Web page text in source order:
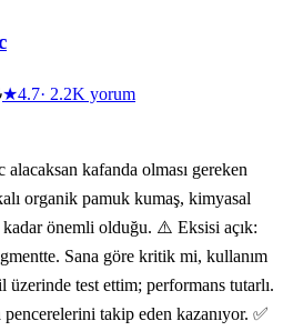
★4.7· 2.2K yorum
kafanda olması gereken
organik pamuk kumaş, kimyasal
önemli olduğu. ⚠️ Eksisi açık:
Sana göre kritik mi, kullanım
test ettim; performans tutarlı.
pencerelerini takip eden kazanıyor. ✅